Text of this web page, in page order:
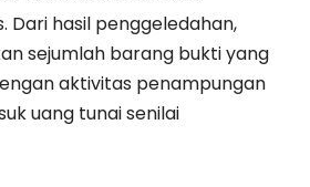
Dari hasil penggeledahan,
sejumlah barang bukti yang
aktivitas penampungan
uang tunai senilai